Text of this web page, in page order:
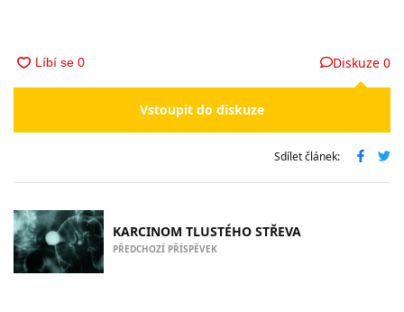
Diskuze 0
Vstoupit do diskuze
Sdílet článek:
KARCINOM TLUSTÉHO STŘEVA
PŘEDCHOZÍ PŘÍSPĚVEK